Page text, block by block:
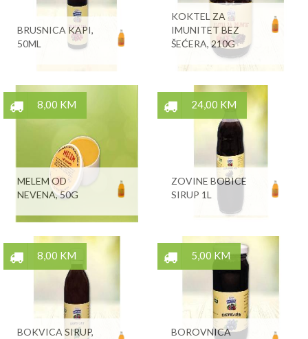
BRUSNICA KAPI,
50ML
KOKTEL ZA
IMUNITET BEZ
ŠEĆERA, 210G
8,00 KM
MELEM OD
NEVENA, 50G
24,00 KM
ZOVINE BOBICE
SIRUP 1L
8,00 KM
BOKVICA SIRUP,
5,00 KM
BOROVNICA